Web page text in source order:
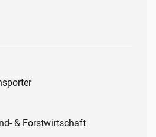
& Forstwirtschaft